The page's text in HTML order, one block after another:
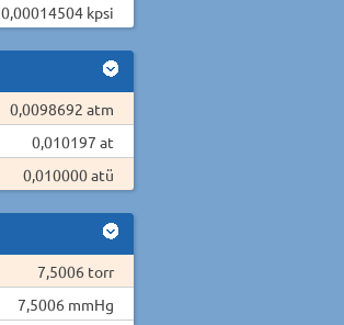
0,00014504 kpsi
0,0098692 atm
0,010197 at
0,010000 atü
7,5006 torr
7,5006 mmHg